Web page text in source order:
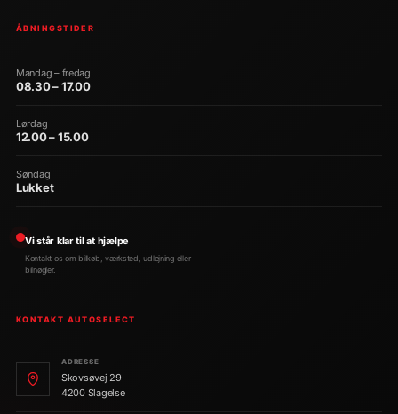
ÅBNINGSTIDER
Mandag – fredag
08.30 – 17.00
Lørdag
12.00 – 15.00
Søndag
Lukket
Vi står klar til at hjælpe
Kontakt os om bilkøb, værksted, udlejning eller
bilnøgler.
KONTAKT AUTOSELECT
ADRESSE
Skovsøvej 29
4200 Slagelse